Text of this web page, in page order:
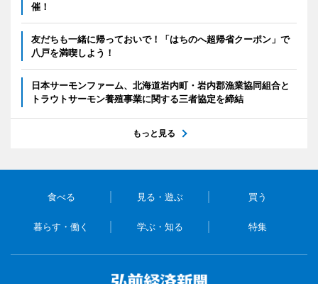
催！
友だちも一緒に帰っておいで！「はちのへ超帰省クーポン」で
八戸を満喫しよう！
日本サーモンファーム、北海道岩内町・岩内郡漁業協同組合と
トラウトサーモン養殖事業に関する三者協定を締結
もっと見る
食べる 見る・遊ぶ 買う
暮らす・働く 学ぶ・知る 特集